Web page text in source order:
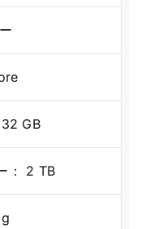
GB
： 2 TB